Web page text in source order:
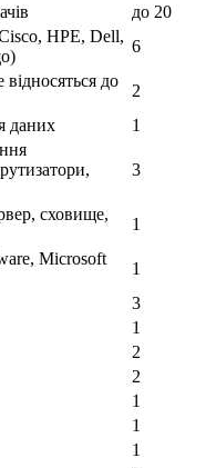
до 20
HPE, Dell,
6
до
2
даних
1
3
сховище,
1
Microsoft
1
3
1
2
2
1
1
1